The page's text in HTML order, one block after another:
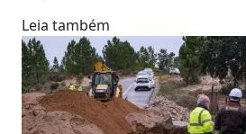
Leia também